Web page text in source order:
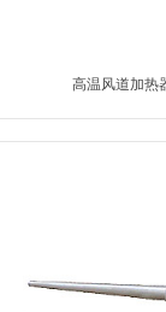
高温风道加热
MORE